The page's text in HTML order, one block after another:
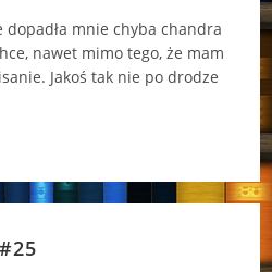
dopadła mnie chyba chandra
nawet mimo tego, że mam
Jakoś tak nie po drodze